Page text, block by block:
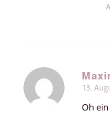
13.
Oh